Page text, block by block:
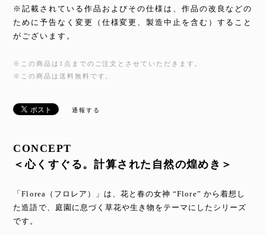
※記載されている作品およびその仕様は、作品の改良などの
ために予告なく変更（仕様変更、製造中止を含む）すること
がございます。
※この商品は1点までのご注文とさせていただきます。
※この商品は 送料無料 です。
通報する
CONCEPT
＜心くすぐる。計算された自然の煌めき＞
「Florea（フロレア）」は、花と春の女神 “Flore” から着想し
た造語で、庭園に息づく草花や生き物をテーマにしたシリーズ
です。